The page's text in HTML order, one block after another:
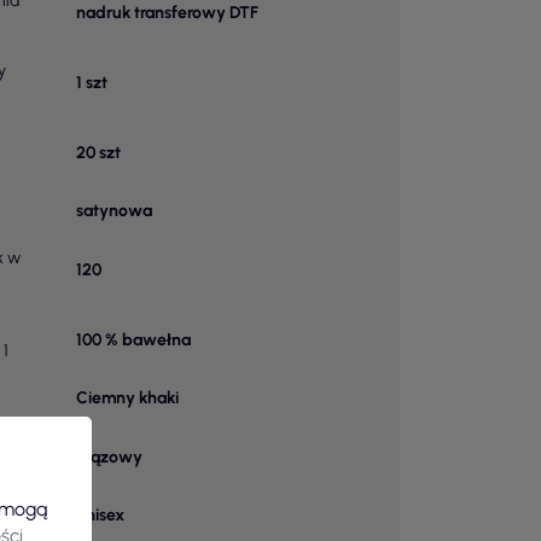
nadruk transferowy DTF
1 szt
20 szt
satynowa
w
120
100 % bawełna
Ciemny khaki
Brązowy
unisex